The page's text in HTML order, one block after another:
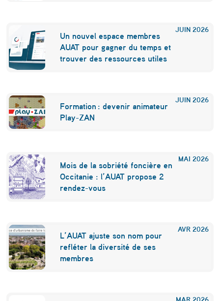
JUIN 2026
Un nouvel espace membres
AUAT pour gagner du temps et
trouver des ressources utiles
JUIN 2026
Formation : devenir animateur
Play-ZAN
MAI 2026
Mois de la sobriété foncière en
Occitanie : l’AUAT propose 2
rendez-vous
AVR 2026
L’AUAT ajuste son nom pour
refléter la diversité de ses
membres
MAR 2026